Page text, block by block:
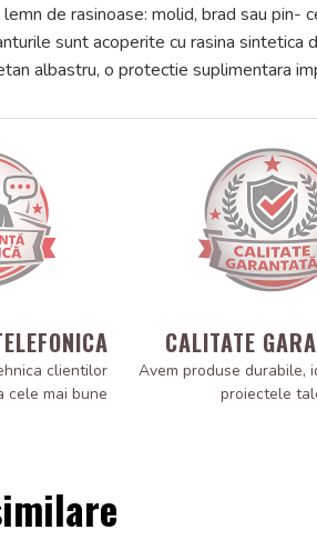
de rasinoase: molid, brad sau
sunt acoperite cu rasina
albastru, o protectie suplimentara
clientilor
cele mai bune
CALITATE
Avem produse durabile,
proiectele